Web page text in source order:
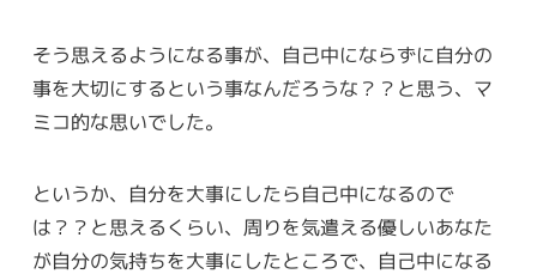
そう思えるようになる事が、自己中にならずに自分の
事を大切にするという事なんだろうな？？と思う、マ
ミコ的な思いでした。
というか、自分を大事にしたら自己中になるので
は？？と思えるくらい、周りを気遣える優しいあなた
が自分の気持ちを大事にしたところで、自己中になる